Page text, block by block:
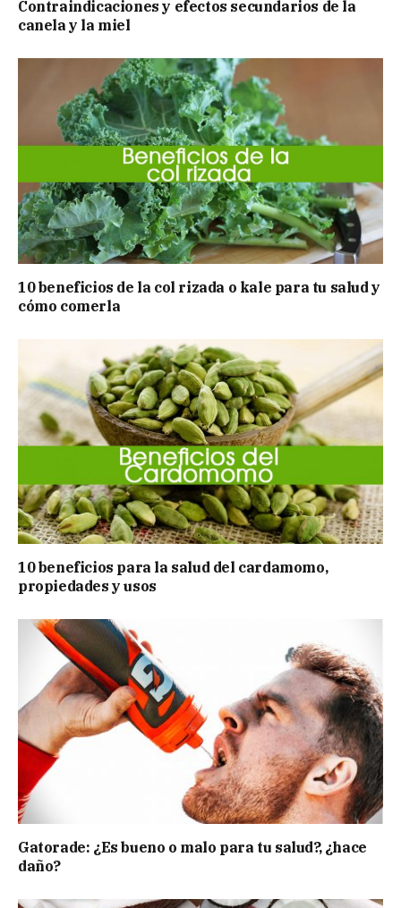
Contraindicaciones y efectos secundarios de la
canela y la miel
10 beneficios de la col rizada o kale para tu salud y
cómo comerla
10 beneficios para la salud del cardamomo,
propiedades y usos
Gatorade: ¿Es bueno o malo para tu salud?, ¿hace
daño?